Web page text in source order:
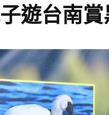
遊台南